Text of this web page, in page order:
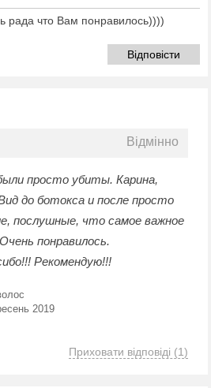
рада что Вам понравилось))))
Відповісти
Відмінно
просто убиты. Карина,
до ботокса и после просто
послушные, что самое важное
понравилось.
Рекомендую!!!
2019
Приховати відповіді (1)